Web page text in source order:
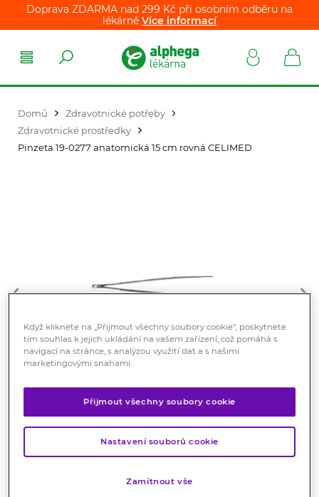
Doprava ZDARMA nad 299 Kč při osobním odběru na
lékárně Více informací
Domů
Zdravotnické potřeby
Zdravotnické prostředky
Pinzeta 19-0277 anatomická 15 cm rovná CELIMED
Pinzeta 19-0277 anatomická 15
cm rovná CELIMED
Když kliknete na „Přijmout všechny soubory cookie“, poskytnete
tím souhlas k jejich ukládání na vašem zařízení, což pomáhá s
navigací na stránce, s analýzou využití dat a s našimi
marketingovými snahami.
Přijmout všechny soubory cookie
Nastavení souborů cookie
Zamítnout vše